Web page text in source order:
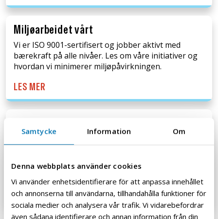
Samtycke Information Om
Denna webbplats använder cookies
Vi använder enhetsidentifierare för att anpassa innehållet
och annonserna till användarna, tillhandahålla funktioner för
sociala medier och analysera vår trafik. Vi vidarebefordrar
även sådana identifierare och annan information från din
Miljøarbeidet vårt
Vi er ISO 9001-sertifisert og jobber aktivt med
bærekraft på alle nivåer. Les om våre initiativer og
hvordan vi minimerer miljøpåvirkningen.
LES MER
Vil du være en del av et selskap med en åpen og
og deres trivsel.
LES MER